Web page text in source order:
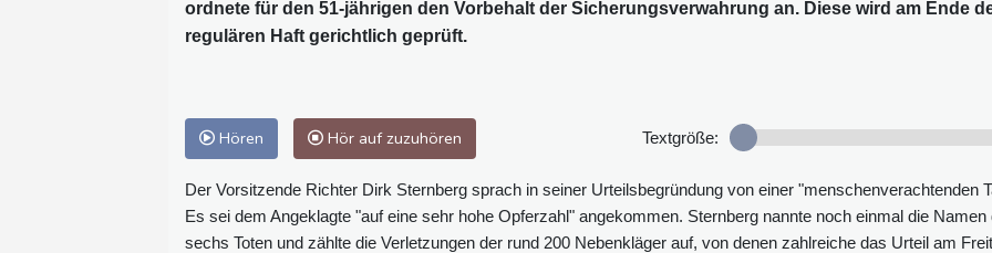
ordnete für den 51-jährigen den Vorbehalt der Sicherungsverwahrung an. Diese wird am Ende
regulären Haft gerichtlich geprüft.
Hören Hör auf zuzuhören Textgröße:
Der Vorsitzende Richter Dirk Sternberg sprach in seiner Urteilsbegründung von einer "menschenverachtenden
Es sei dem Angeklagte "auf eine sehr hohe Opferzahl" angekommen. Sternberg nannte noch einmal die Namen
sechs Toten und zählte die Verletzungen der rund 200 Nebenkläger auf, von denen zahlreiche das Urteil am